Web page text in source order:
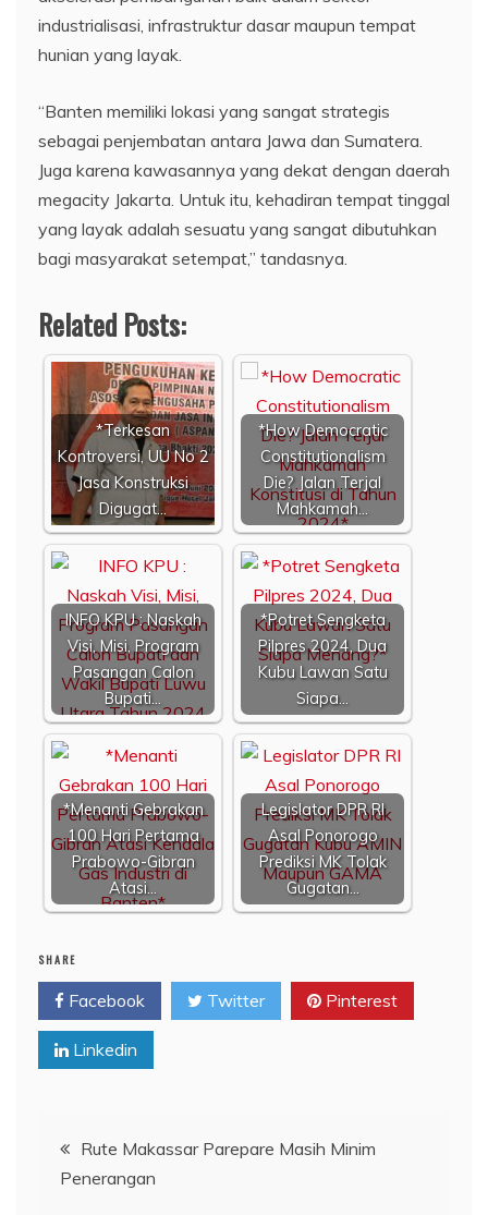
industrialisasi, infrastruktur dasar maupun tempat
hunian yang layak.
“Banten memiliki lokasi yang sangat strategis
sebagai penjembatan antara Jawa dan Sumatera.
Juga karena kawasannya yang dekat dengan daerah
megacity Jakarta. Untuk itu, kehadiran tempat tinggal
yang layak adalah sesuatu yang sangat dibutuhkan
bagi masyarakat setempat,” tandasnya.
Related Posts:
*Terkesan
Kontroversi, UU No 2
Jasa Konstruksi
Digugat…
*How Democratic
Constitutionalism
Die? Jalan Terjal
Mahkamah…
INFO KPU : Naskah
Visi, Misi, Program
Pasangan Calon
Bupati…
*Potret Sengketa
Pilpres 2024, Dua
Kubu Lawan Satu
Siapa…
*Menanti Gebrakan
100 Hari Pertama
Prabowo-Gibran
Atasi…
Legislator DPR RI
Asal Ponorogo
Prediksi MK Tolak
Gugatan…
SHARE
Facebook Twitter Pinterest
Linkedin
Navigasi
pos
Rute Makassar Parepare Masih Minim
Penerangan